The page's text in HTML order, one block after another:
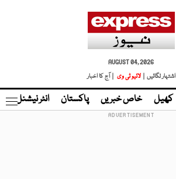
AUGUST 04, 2026
اشتہار لگائیں |
لائیو ٹی وی | آج کا اخبار
کھیل خاص خبریں پاکستان انٹر نیشنل